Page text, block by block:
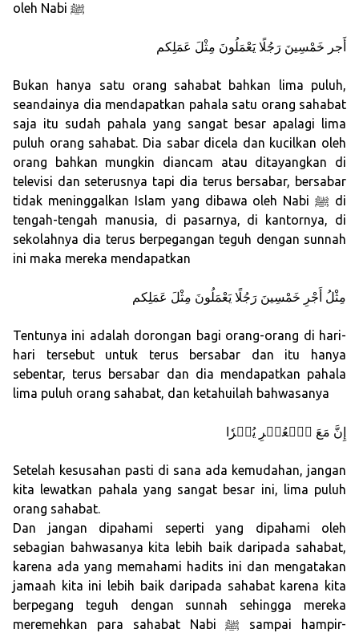
oleh Nabi ﷺ
أَجر خَمْسِينَ رَجُلًا يَعْمَلُونَ مِثْلَ عَمَلِكم
Bukan hanya satu orang sahabat bahkan lima puluh,
seandainya dia mendapatkan pahala satu orang sahabat
saja itu sudah pahala yang sangat besar apalagi lima
puluh orang sahabat. Dia sabar dicela dan kucilkan oleh
orang bahkan mungkin diancam atau ditayangkan di
televisi dan seterusnya tapi dia terus bersabar, bersabar
tidak meninggalkan Islam yang dibawa oleh Nabi ﷺ di
tengah-tengah manusia, di pasarnya, di kantornya, di
sekolahnya dia terus berpegangan teguh dengan sunnah
ini maka mereka mendapatkan
مِثْلُ أَجْرِ خَمْسِينَ رَجُلًا يَعْمَلُونَ مِثْلَ عَمَلِكم
Tentunya ini adalah dorongan bagi orang-orang di hari-
hari tersebut untuk terus bersabar dan itu hanya
sebentar, terus bersabar dan dia mendapatkan pahala
lima puluh orang sahabat, dan ketahuilah bahwasanya
إِنَّ مَعَ ٱلۡعُسۡرِ يُسۡرٗا
Setelah kesusahan pasti di sana ada kemudahan, jangan
kita lewatkan pahala yang sangat besar ini, lima puluh
orang sahabat.
Dan jangan dipahami seperti yang dipahami oleh
sebagian bahwasanya kita lebih baik daripada sahabat,
karena ada yang memahami hadits ini dan mengatakan
jamaah kita ini lebih baik daripada sahabat karena kita
berpegang teguh dengan sunnah sehingga mereka
meremehkan para sahabat Nabi ﷺ sampai hampir-